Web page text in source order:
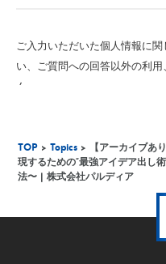
TOP >Topics > 【アーカイブあ
現するための“最強アイデア出し
法〜 | 株式会社パルディア